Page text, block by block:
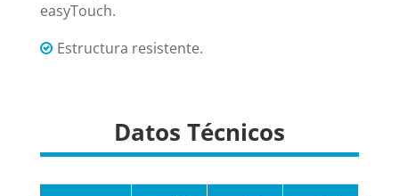
easyTouch.
Estructura resistente.
Datos Técnicos